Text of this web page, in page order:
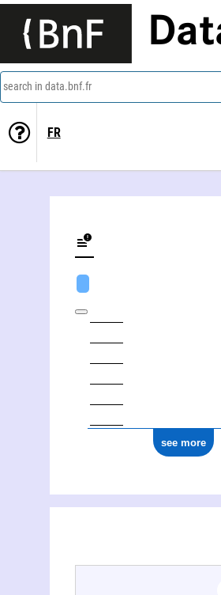
search in data.bnf.fr
FR
see more